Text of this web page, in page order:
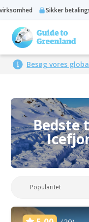
Sikker betalingsløsning
Besøg vores
Bedste
Popularitet